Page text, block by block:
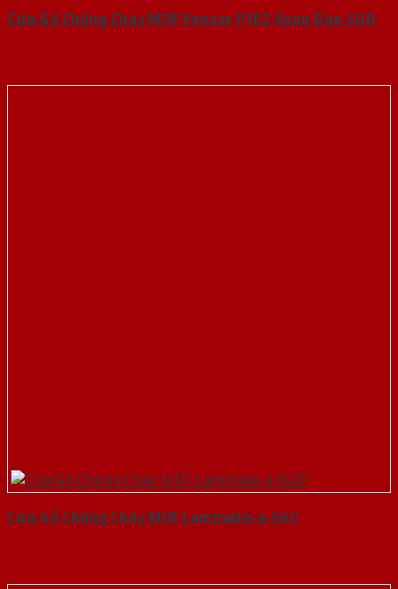
Cửa Gỗ Chống Cháy MDF Veneer P1R2 Xoan Đào-SGD
Cửa Gỗ Chống Cháy MDF Laminate-a-SGD